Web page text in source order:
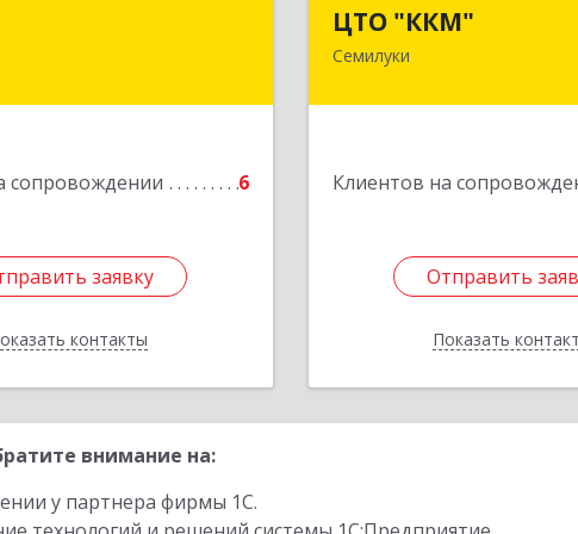
сопровождении 6
заявку
контакты
обл, Мичуринск г,
заявку
Назад
ЦТО "ККМ"
Семилуки
Клиентов на
Отправить
Показать
Отправить
Назад
внимание на:
у партнера фирмы 1С.